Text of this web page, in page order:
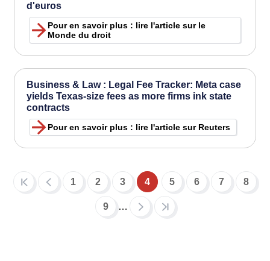
d'euros
Pour en savoir plus : lire l'article sur le
Monde du droit
Business & Law : Legal Fee Tracker: Meta case
yields Texas-size fees as more firms ink state
contracts
Pour en savoir plus : lire l'article sur Reuters
Pagination Page
1 Page
2 Page
3
Page
courante
4 Page
5 Page
6 Page
7 Page
8
Page
9 …